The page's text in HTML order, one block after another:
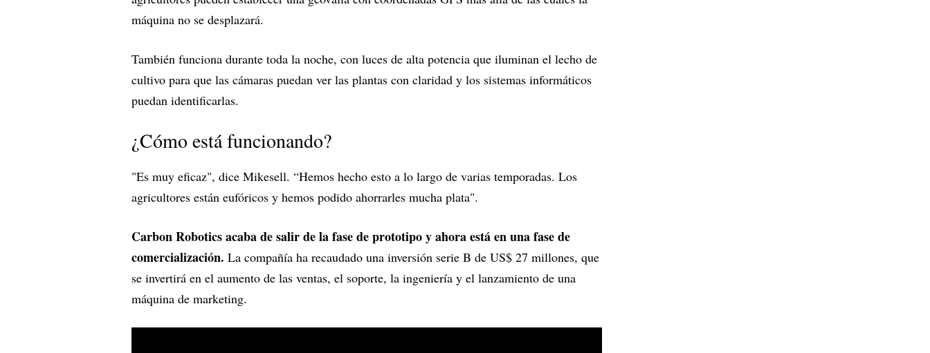
máquina no se desplazará.
También funciona durante toda la noche, con luces de alta potencia que iluminan el lecho de
cultivo para que las cámaras puedan ver las plantas con claridad y los sistemas informáticos
puedan identificarlas.
¿Cómo está funcionando?
"Es muy eficaz", dice Mikesell. “Hemos hecho esto a lo largo de varias temporadas. Los
agricultores están eufóricos y hemos podido ahorrarles mucha plata".
Carbon Robotics acaba de salir de la fase de prototipo y ahora está en una fase de
comercialización. La compañía ha recaudado una inversión serie B de US$ 27 millones, que
se invertirá en el aumento de las ventas, el soporte, la ingeniería y el lanzamiento de una
máquina de marketing.